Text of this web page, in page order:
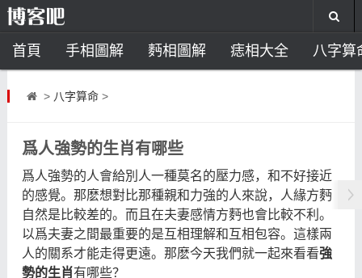
首頁 手相圖解 麪相圖解 痣相大全 八字算
風水開運 助運飾品
> 八字算命>
爲人強勢的生肖有哪些
爲人強勢的人會給別人一種莫名的壓力感，和不好接近
的感覺。那麽想對比那種親和力強的人來說，人緣方麪
自然是比較差的。而且在夫妻感情方麪也會比較不利。
以爲夫妻之間最重要的是互相理解和互相包容。這樣兩
人的關系才能走得更遠。那麽今天我們就一起來看看強
勢的生肖有哪些？